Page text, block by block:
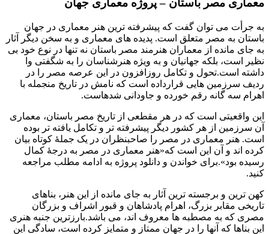
معماری مصر باستان – پروژه معماری جهان
به جرأت می توان گفت که پیشرفته ترین هنر معماری در جهان
باستان به مصر متعلق است. پدیده های معماری و به سخن دیگر آثار
به جای مانده از معماران هنرمند مصر باستان نه تنها در نوع خود بی
نظیر است، بلکه جهانیان و به ویژه هنرشناسان را به شگفتی وا
داشته است.تحول و تکامل روزافزون در این عرصه مصر را در
ردیف سرزمین هایی قرارداده است که نامش در تاریخ منجمله با
اهرام سه گانه رقم خورده و جاودانی شدهاست.
این واقعیتی است که در هر مقطعی از تاریخ مصر باستان، معماری
آن سرزمین از هر کشور دیگر پیشرفته تر و تکامل یافته تر بوده
است. هنر معماری در مصر را صاحبنظران در یک جملۀ کوتاه بیان
کرده اند و آن این است که«هنر معماری در مصر به درجۀ کمال
رسیده بود».برای خواندن و دانلود پروژه به ادامه مطلب مراجعه
کنید.
کهن ترین و برجسته ترین آثار به جای مانده از این هنر، بناهای
تاریخی مقابر بزرگ، اهرام پادشاهان و قبور اشراف و بزرگان
مصری که به مصطبه ها معروف اند، می باشد.بارزترین جنبه هنری
این بناها که آنها را در جهان ممتاز و متمایز کرده است، سادگی این